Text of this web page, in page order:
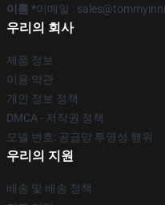
이름 *이메일 :
우리의 회사
제품 정보
이용 약관
개인 정보 정책
DMCA - 저작권 정책
모델 번호: 공급망 투명성 행위
우리의 지원
배송 및 배송 정책